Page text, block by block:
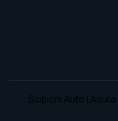
Scipioni Auto L’Aquila